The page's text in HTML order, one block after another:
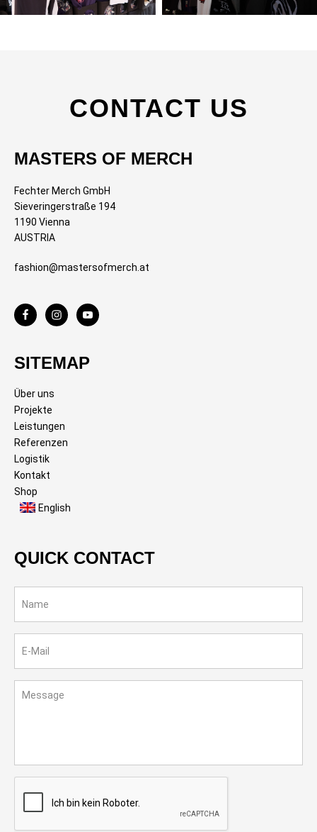
CONTACT US
MASTERS OF MERCH
Fechter Merch GmbH
Sieveringerstraße 194
1190 Vienna
AUSTRIA
fashion@mastersofmerch.at
SITEMAP
Über uns
Projekte
Leistungen
Referenzen
Logistik
Kontakt
Shop
English
QUICK CONTACT